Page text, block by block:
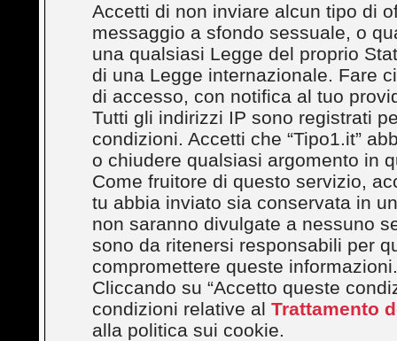
Accetti di non inviare alcun tipo di
messaggio a sfondo sessuale, o
una qualsiasi Legge del proprio
di una Legge internazionale. Fare
di accesso, con notifica al tuo
Tutti gli indirizzi IP sono registrati
condizioni. Accetti che “Tipo1.it”
o chiudere qualsiasi argomento in
Come fruitore di questo servizio,
tu abbia inviato sia conservata in
non saranno divulgate a nessuno
sono da ritenersi responsabili per
compromettere queste informazioni.
Cliccando su “Accetto queste
condizioni relative al Trattamento
alla politica sui cookie.